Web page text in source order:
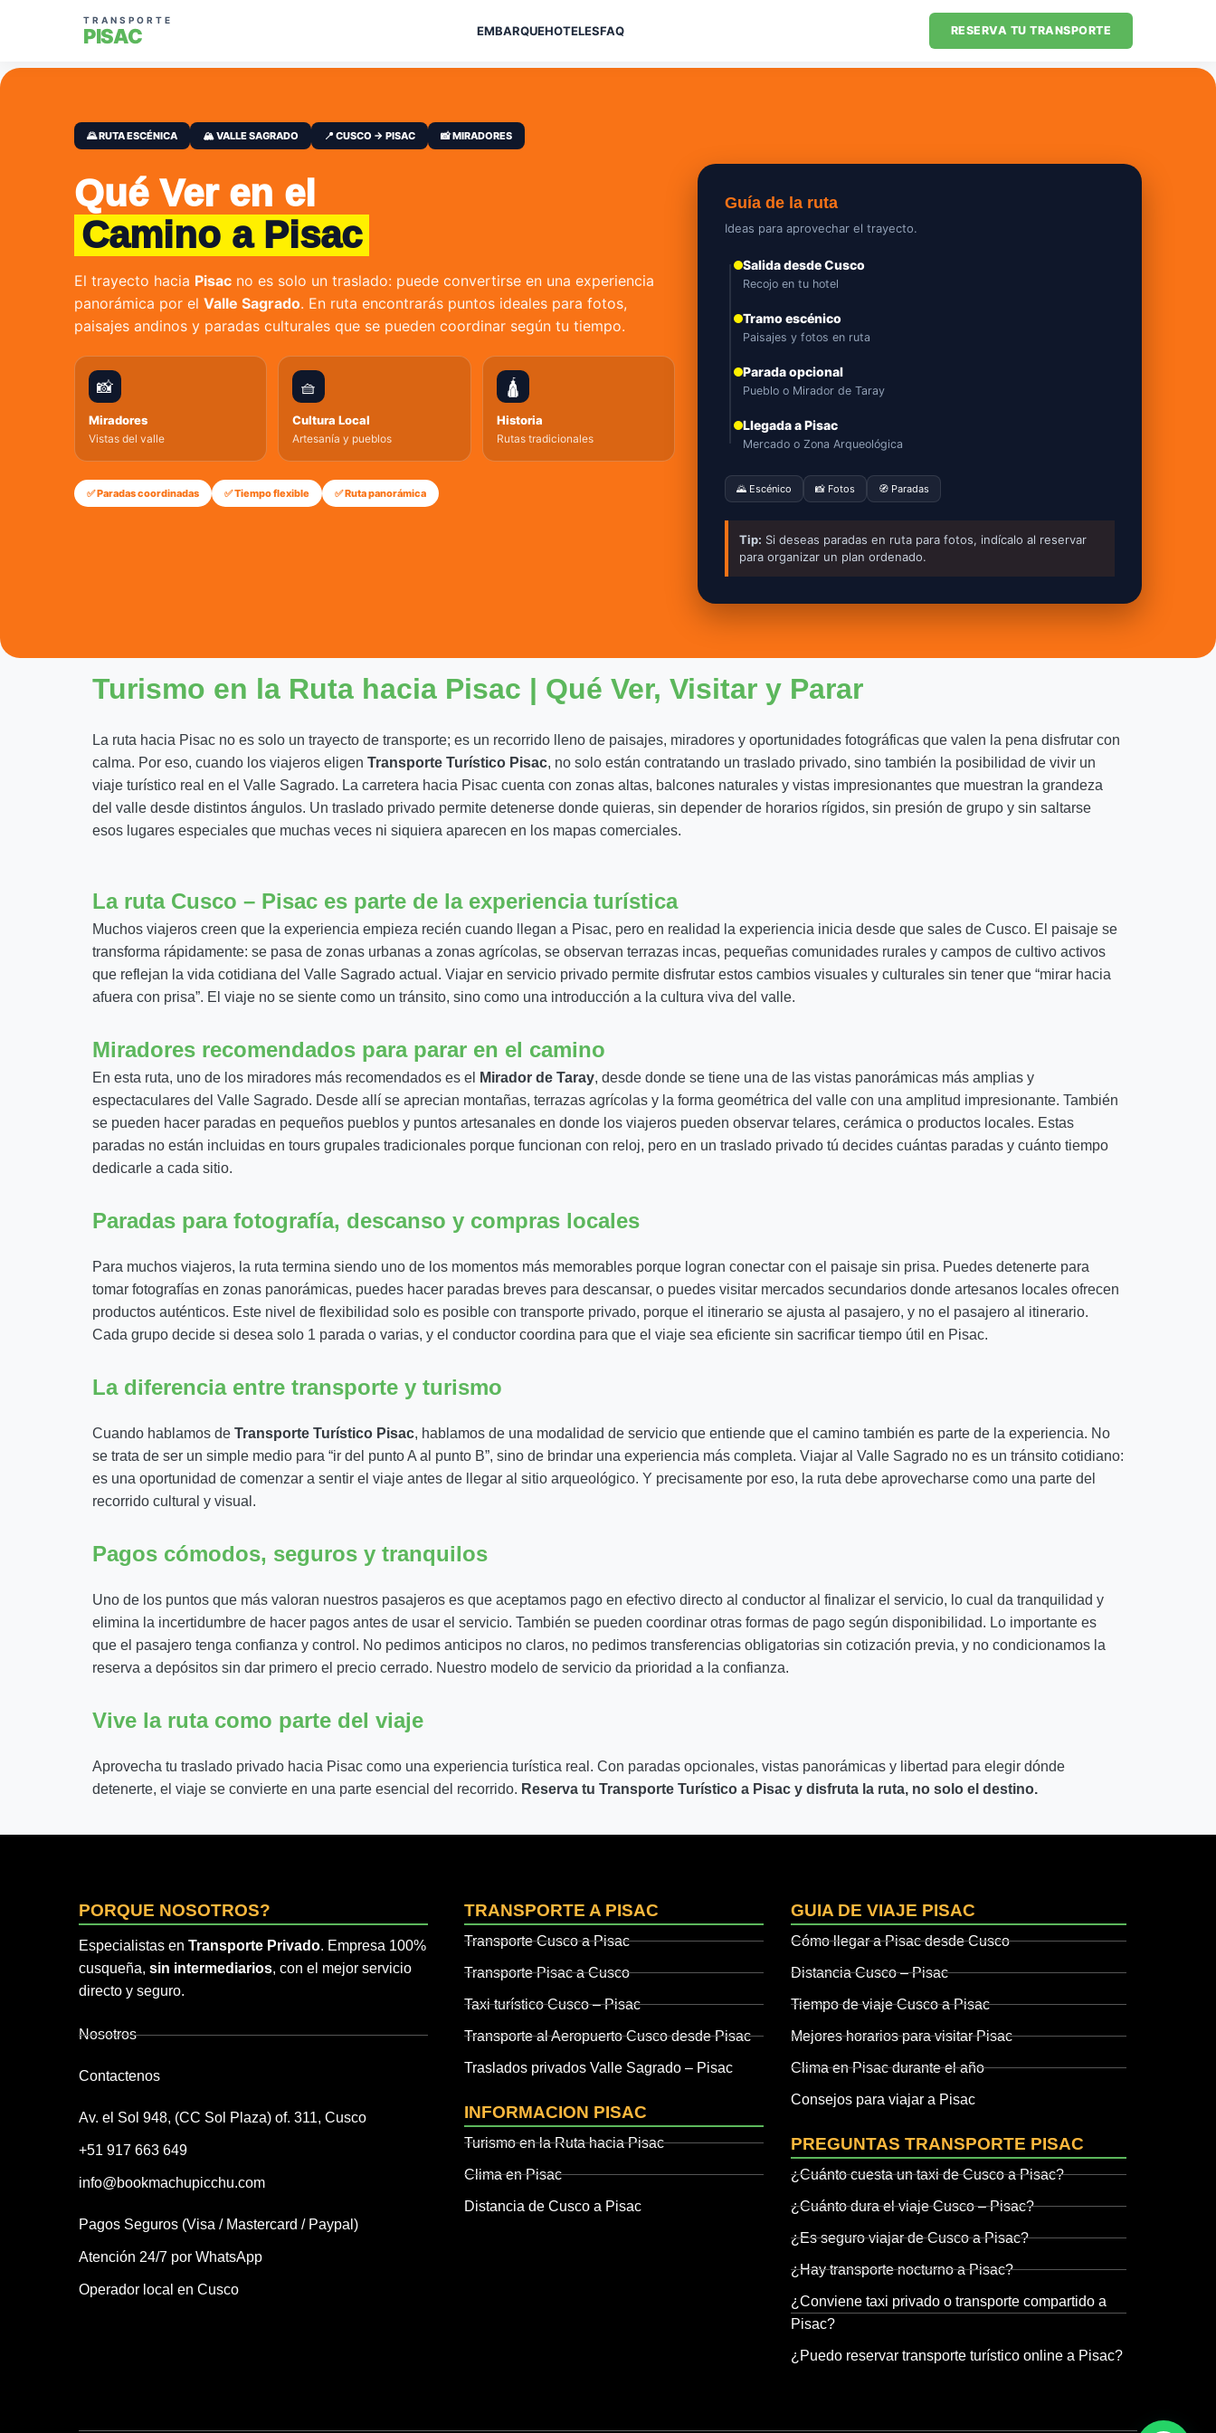
TRANSPORTE
PISAC EMBARQUEHOTELESFAQ RESERVA TU TRANSPORTE
🌄 RUTA ESCÉNICA 🏔️ VALLE SAGRADO 📍 CUSCO → PISAC 📸 MIRADORES
Qué Ver en el
Camino a Pisac
El trayecto hacia Pisac no es solo un traslado: puede convertirse en una experiencia
panorámica por el Valle Sagrado. En ruta encontrarás puntos ideales para fotos,
paisajes andinos y paradas culturales que se pueden coordinar según tu tiempo.
📸
Miradores
Vistas del valle
🧺
Cultura Local
Artesanía y pueblos
🛕
Historia
Rutas tradicionales
✅ Paradas coordinadas ✅ Tiempo flexible ✅ Ruta panorámica
Guía de la ruta
Ideas para aprovechar el trayecto.
Salida desde Cusco
Recojo en tu hotel
Tramo escénico
Paisajes y fotos en ruta
Parada opcional
Pueblo o Mirador de Taray
Llegada a Pisac
Mercado o Zona Arqueológica
🌄 Escénico 📸 Fotos 🧭 Paradas
Tip: Si deseas paradas en ruta para fotos, indícalo al reservar
para organizar un plan ordenado.
Turismo en la Ruta hacia Pisac | Qué Ver, Visitar y Parar
La ruta hacia Pisac no es solo un trayecto de transporte; es un recorrido lleno de paisajes, miradores y oportunidades fotográficas que valen la pena disfrutar con
calma. Por eso, cuando los viajeros eligen Transporte Turístico Pisac, no solo están contratando un traslado privado, sino también la posibilidad de vivir un
viaje turístico real en el Valle Sagrado. La carretera hacia Pisac cuenta con zonas altas, balcones naturales y vistas impresionantes que muestran la grandeza
del valle desde distintos ángulos. Un traslado privado permite detenerse donde quieras, sin depender de horarios rígidos, sin presión de grupo y sin saltarse
esos lugares especiales que muchas veces ni siquiera aparecen en los mapas comerciales.
La ruta Cusco – Pisac es parte de la experiencia turística
Muchos viajeros creen que la experiencia empieza recién cuando llegan a Pisac, pero en realidad la experiencia inicia desde que sales de Cusco. El paisaje se
transforma rápidamente: se pasa de zonas urbanas a zonas agrícolas, se observan terrazas incas, pequeñas comunidades rurales y campos de cultivo activos
que reflejan la vida cotidiana del Valle Sagrado actual. Viajar en servicio privado permite disfrutar estos cambios visuales y culturales sin tener que “mirar hacia
afuera con prisa”. El viaje no se siente como un tránsito, sino como una introducción a la cultura viva del valle.
Miradores recomendados para parar en el camino
En esta ruta, uno de los miradores más recomendados es el Mirador de Taray, desde donde se tiene una de las vistas panorámicas más amplias y
espectaculares del Valle Sagrado. Desde allí se aprecian montañas, terrazas agrícolas y la forma geométrica del valle con una amplitud impresionante. También
se pueden hacer paradas en pequeños pueblos y puntos artesanales en donde los viajeros pueden observar telares, cerámica o productos locales. Estas
paradas no están incluidas en tours grupales tradicionales porque funcionan con reloj, pero en un traslado privado tú decides cuántas paradas y cuánto tiempo
dedicarle a cada sitio.
Paradas para fotografía, descanso y compras locales
Para muchos viajeros, la ruta termina siendo uno de los momentos más memorables porque logran conectar con el paisaje sin prisa. Puedes detenerte para
tomar fotografías en zonas panorámicas, puedes hacer paradas breves para descansar, o puedes visitar mercados secundarios donde artesanos locales ofrecen
productos auténticos. Este nivel de flexibilidad solo es posible con transporte privado, porque el itinerario se ajusta al pasajero, y no el pasajero al itinerario.
Cada grupo decide si desea solo 1 parada o varias, y el conductor coordina para que el viaje sea eficiente sin sacrificar tiempo útil en Pisac.
La diferencia entre transporte y turismo
Cuando hablamos de Transporte Turístico Pisac, hablamos de una modalidad de servicio que entiende que el camino también es parte de la experiencia. No
se trata de ser un simple medio para “ir del punto A al punto B”, sino de brindar una experiencia más completa. Viajar al Valle Sagrado no es un tránsito cotidiano:
es una oportunidad de comenzar a sentir el viaje antes de llegar al sitio arqueológico. Y precisamente por eso, la ruta debe aprovecharse como una parte del
recorrido cultural y visual.
Pagos cómodos, seguros y tranquilos
Uno de los puntos que más valoran nuestros pasajeros es que aceptamos pago en efectivo directo al conductor al finalizar el servicio, lo cual da tranquilidad y
elimina la incertidumbre de hacer pagos antes de usar el servicio. También se pueden coordinar otras formas de pago según disponibilidad. Lo importante es
que el pasajero tenga confianza y control. No pedimos anticipos no claros, no pedimos transferencias obligatorias sin cotización previa, y no condicionamos la
reserva a depósitos sin dar primero el precio cerrado. Nuestro modelo de servicio da prioridad a la confianza.
Vive la ruta como parte del viaje
Aprovecha tu traslado privado hacia Pisac como una experiencia turística real. Con paradas opcionales, vistas panorámicas y libertad para elegir dónde
detenerte, el viaje se convierte en una parte esencial del recorrido. Reserva tu Transporte Turístico a Pisac y disfruta la ruta, no solo el destino.
PORQUE NOSOTROS?
Especialistas en Transporte Privado. Empresa 100%
cusqueña, sin intermediarios, con el mejor servicio
directo y seguro.
Nosotros
Contactenos
Av. el Sol 948, (CC Sol Plaza) of. 311, Cusco
+51 917 663 649
info@bookmachupicchu.com
Pagos Seguros (Visa / Mastercard / Paypal)
Atención 24/7 por WhatsApp
Operador local en Cusco
TRANSPORTE A PISAC
Transporte Cusco a Pisac
Transporte Pisac a Cusco
Taxi turístico Cusco – Pisac
Transporte al Aeropuerto Cusco desde Pisac
Traslados privados Valle Sagrado – Pisac
INFORMACION PISAC
Turismo en la Ruta hacia Pisac
Clima en Pisac
Distancia de Cusco a Pisac
GUIA DE VIAJE PISAC
Cómo llegar a Pisac desde Cusco
Distancia Cusco – Pisac
Tiempo de viaje Cusco a Pisac
Mejores horarios para visitar Pisac
Clima en Pisac durante el año
Consejos para viajar a Pisac
PREGUNTAS TRANSPORTE PISAC
¿Cuánto cuesta un taxi de Cusco a Pisac?
¿Cuánto dura el viaje Cusco – Pisac?
¿Es seguro viajar de Cusco a Pisac?
¿Hay transporte nocturno a Pisac?
¿Conviene taxi privado o transporte compartido a
Pisac?
¿Puedo reservar transporte turístico online a Pisac?